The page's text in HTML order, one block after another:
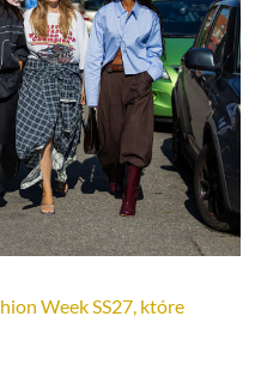
Week SS27, które